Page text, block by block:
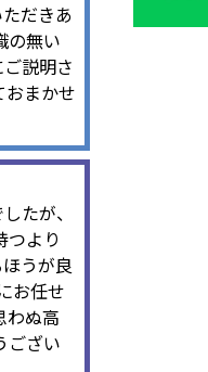
だきあ
の無い
説明さ
おまかせ
たが、
つより
うが良
お任せ
わぬ高
ござい